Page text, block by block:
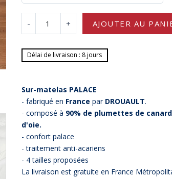
- + AJOUTER AU
Délai de livraison : 8 jours
Sur-matelas PALACE
- fabriqué en France par DROUAULT.
- composé à 90% de plumettes de
d'oie.
- confort palace
- traitement anti-acariens
- 4 tailles proposées
La livraison est gratuite en France